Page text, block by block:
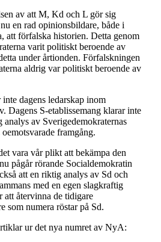
av att M, Kd och L gör sig
en rad opinionsbildare, både i
att förfalska historien. Detta genom
varit politiskt beroende av
under årtionden. Förfalskningen
aldrig var politiskt beroende av
dagens ledarskap inom
Dagens S-etablissemang klarar inte
av Sverigedemokraternas
framgång.
vara vår plikt att bekämpa den
pågår rörande Socialdemokratin
att en riktig analys av Sd och
med en egen slagkraftig
återvinna de tidigare
som numera röstar på Sd.
ur det nya numret av NyA: